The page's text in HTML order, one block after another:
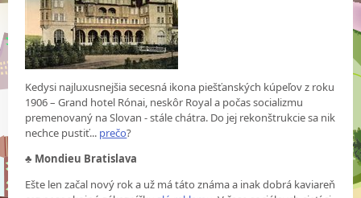
Kedysi najluxusnejšia secesná ikona piešťanských kúpeľov z roku
1906 – Grand hotel Rónai, neskôr Royal a počas socializmu
premenovaný na Slovan - stále chátra. Do jej rekonštrukcie sa nik
nechce pustiť... prečo?
♣ Mondieu Bratislava
Ešte len začal nový rok a už má táto známa a inak dobrá kaviareň